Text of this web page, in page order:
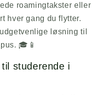
roamingtakster eller
hver gang du flytter.
løsning til
🎓📱
studerende i